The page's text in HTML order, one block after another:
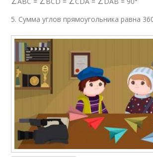
5. Сумма углов прямоугольника равна